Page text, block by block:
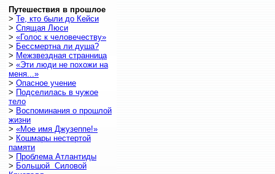
Путешествия в прошлое
> Те, кто были до Кейси
> Спящая Люси
> «Голос к человечеству»
> Бессмертна ли душа?
> Межзвездная странница
> «Эти люди не похожи на
меня...»
> Опасное учение
> Подселилась в чужое
тело
> Воспоминания о прошлой
жизни
> «Мое имя Джузеппе!»
> Кошмары нестертой
памяти
> Проблема Атлантиды
> Большой Силовой